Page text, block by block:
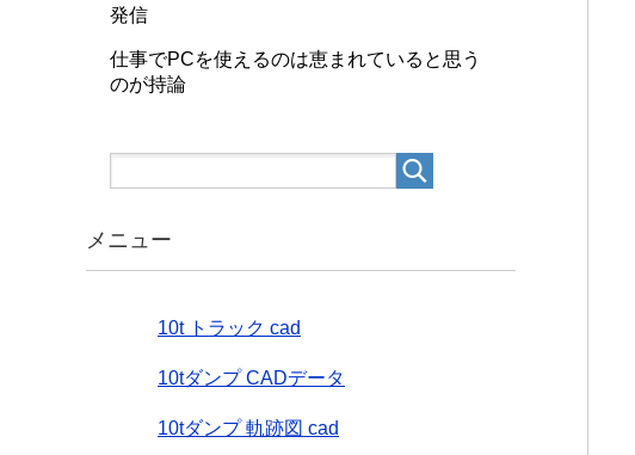
発信
仕事でPCを使えるのは恵まれていると思う
のが持論
メニュー
10t トラック cad
10tダンプ CADデータ
10tダンプ 軌跡図 cad